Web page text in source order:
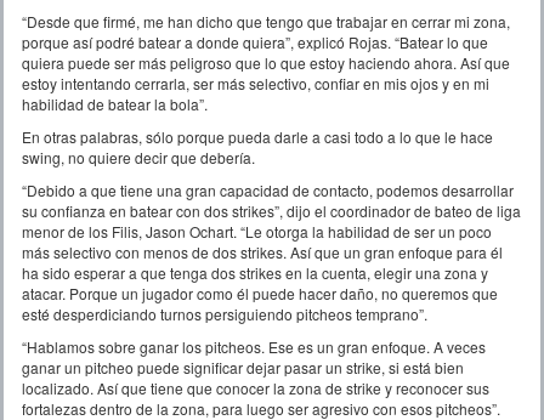
“Desde que firmé, me han dicho que tengo que trabajar en cerrar mi zona,
porque así podré batear a donde quiera”, explicó Rojas. “Batear lo que
quiera puede ser más peligroso que lo que estoy haciendo ahora. Así que
estoy intentando cerrarla, ser más selectivo, confiar en mis ojos y en mi
habilidad de batear la bola”.
En otras palabras, sólo porque pueda darle a casi todo a lo que le hace
swing, no quiere decir que debería.
“Debido a que tiene una gran capacidad de contacto, podemos desarrollar
su confianza en batear con dos strikes”, dijo el coordinador de bateo de liga
menor de los Filis, Jason Ochart. “Le otorga la habilidad de ser un poco
más selectivo con menos de dos strikes. Así que un gran enfoque para él
ha sido esperar a que tenga dos strikes en la cuenta, elegir una zona y
atacar. Porque un jugador como él puede hacer daño, no queremos que
esté desperdiciando turnos persiguiendo pitcheos temprano”.
“Hablamos sobre ganar los pitcheos. Ese es un gran enfoque. A veces
ganar un pitcheo puede significar dejar pasar un strike, si está bien
localizado. Así que tiene que conocer la zona de strike y reconocer sus
fortalezas dentro de la zona, para luego ser agresivo con esos pitcheos”.